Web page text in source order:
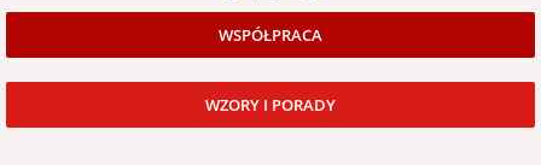
WSPÓŁPRACA
WZORY I PORADY